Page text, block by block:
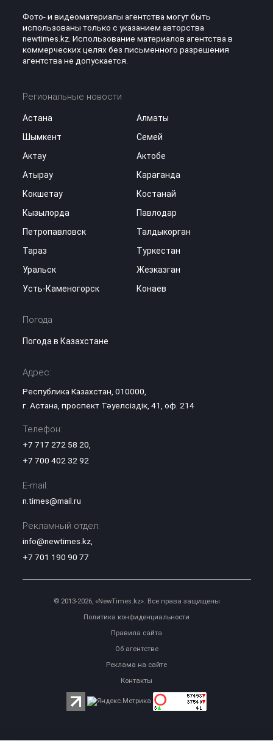
Фото- и видеоматериалы агентства могут быть
использованы только с указанием авторства
newtimes.kz. Использование материалов агентства в
коммерческих целях без письменного разрешения
агентства не допускается.
Региональные новости
Астана
Алматы
Шымкент
Семей
Актау
Актобе
Атырау
Караганда
Кокшетау
Костанай
Кызылорда
Павлодар
Петропавловск
Талдыкорган
Тараз
Туркестан
Уральск
Жезказган
Усть-Каменогорск
Конаев
Погода
Погода в Казахстане
Адрес:
Республика Казахстан, 010000,
г. Астана, проспект Тәуелсіздік, 41, оф. 214
Телефон:
+7 717 272 58 20
+7 700 402 32 92
E-mail:
n.times@mail.ru
Рекламный отдел:
info@newtimes.kz,
+7 701 190 90 77
© 2013-2026, «NewTimes.kz». Все права защищены
Политика конфиденциальности
Правила сайта
Об агентстве
Реклама на сайте
Контакты